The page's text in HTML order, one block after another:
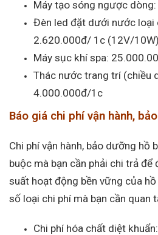
Máy tạo sóng ngược
Đèn led đặt dưới nước loại
2.620.000đ/ 1c (12V/10W)
Máy sục khí spa:
Thác nước trang trí (chiều
4.000.000đ/1c
Báo giá chi phí vận hành,
Chi phí vận hành, bảo dưỡng hồ
buộc mà bạn cần phải chi trả
suất hoạt động bền vững của
số loại chi phí mà bạn cần quan
Chi phí hóa chất diệt